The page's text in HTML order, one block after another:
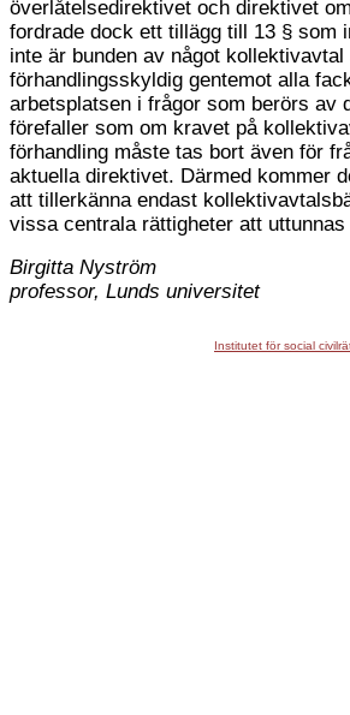
överlåtelsedirektivet och direktivet
fordrade dock ett tillägg till 13 § som
inte är bunden av något
förhandlingsskyldig gentemot alla
arbetsplatsen i frågor som berörs av
förefaller som om kravet på
förhandling måste tas bort även för
aktuella direktivet. Därmed kommer
att tillerkänna endast
vissa centrala rättigheter att
Birgitta Nyström
professor, Lunds universitet
Institutet för social